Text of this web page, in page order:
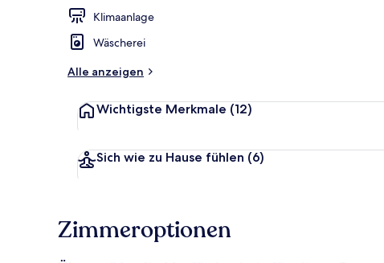
Klimaanlage
Wäscherei
Alle anzeigen
Wichtigste Merkmale (12)
Sich wie zu Hause fühlen (6)
Zimmeroptionen